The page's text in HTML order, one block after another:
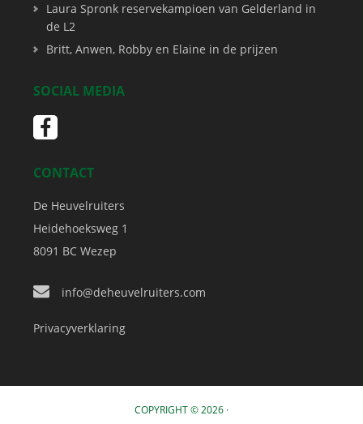
Laura Spronk reservekampioen van Gelderland in
de L2
Britt, Anwen, Robby en Elaine in de prijzen
SOCIAL MEDIA
CONTACT
De Heuvelruiters
Heidehoeksweg 1
8091 BC Wezep
info@deheuvelruiters.com
Privacyverklaring
COPYRIGHT © 2026 ·